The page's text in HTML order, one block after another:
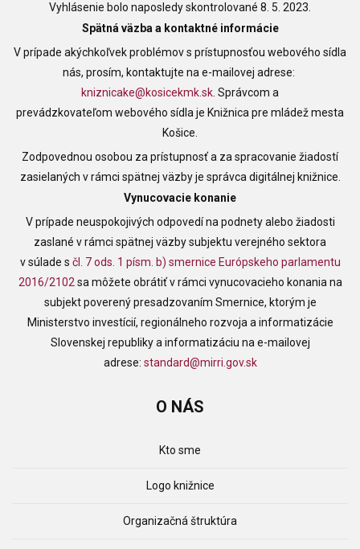
Vyhlásenie bolo naposledy skontrolované 8. 5. 2023.
Spätná väzba a kontaktné informácie
V prípade akýchkoľvek problémov s prístupnosťou webového sídla
nás, prosím, kontaktujte na e-mailovej adrese:
kniznicake@kosicekmk.sk . Správcom a
prevádzkovateľom webového sídla je Knižnica pre mládež mesta
Košice
Zodpovednou osobou za prístupnosť a za spracovanie žiadostí
zasielaných v rámci spätnej väzby je správca digitálnej knižnice.
Vynucovacie konanie
V prípade neuspokojivých odpovedí na podnety alebo žiadosti
zaslané v rámci spätnej väzby subjektu verejného sektora
v súlade s čl. 7 ods. 1 písm. b) smernice Európskeho parlamentu
2016/2102 sa môžete obrátiť v rámci vynucovacieho konania na
subjekt poverený presadzovaním Smernice, ktorým je
Ministerstvo investícií, regionálneho rozvoja a informatizácie
Slovenskej republiky a informatizáciu na e-mailovej
adrese: standard@mirri.gov.sk
O NÁS
Kto sme
Logo knižnice
Organizačná štruktúra